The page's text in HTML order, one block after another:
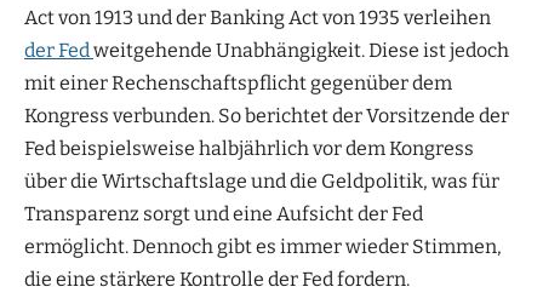
Act von 1913 und der Banking Act von 1935 verleihen
der Fed weitgehende Unabhängigkeit. Diese ist jedoch
mit einer Rechenschaftspflicht gegenüber dem
Kongress verbunden. So berichtet der Vorsitzende der
Fed beispielsweise halbjährlich vor dem Kongress
über die Wirtschaftslage und die Geldpolitik, was für
Transparenz sorgt und eine Aufsicht der Fed
ermöglicht. Dennoch gibt es immer wieder Stimmen,
die eine stärkere Kontrolle der Fed fordern.